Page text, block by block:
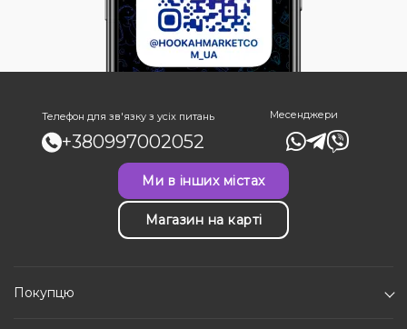
Телефон для зв'язку з усіх питань
+380997002052
Месенджери
Ми в інших містах
Магазин на карті
Покупцю